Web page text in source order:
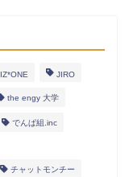
IZ*ONE JIRO
the engy 大学
でんぱ組.inc
チャットモンチー